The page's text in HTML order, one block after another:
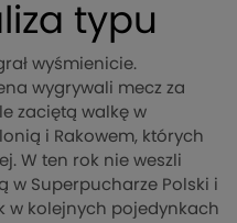
typu
wyśmienicie.
wygrywali mecz za
zaciętą walkę w
i Rakowem, których
W ten rok nie weszli
w Superpucharze Polski i
w kolejnych pojedynkach